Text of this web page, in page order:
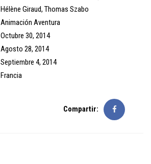
Hélène Giraud, Thomas Szabo
Animación Aventura
Octubre 30, 2014
Agosto 28, 2014
Septiembre 4, 2014
Francia
Compartir: